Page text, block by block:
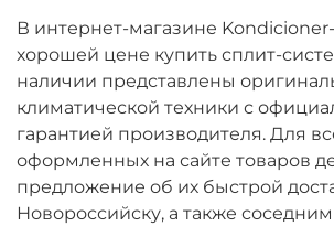
В интернет-магазине
хорошей цене купить сплит-
наличии представлены
климатической техники с
гарантией производителя. Для
оформленных на сайте товаров
предложение об их быстрой
Новороссийску, а также